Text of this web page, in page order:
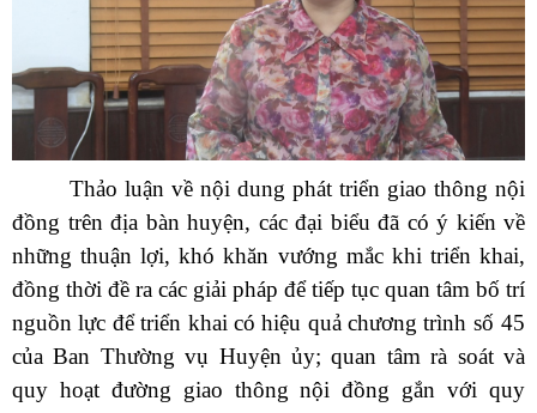
Thảo luận về nội dung phát triển giao thông nội
đồng trên địa bàn huyện, các đại biểu đã có ý kiến về
những thuận lợi, khó khăn vướng mắc khi triển khai,
đồng thời đề ra các giải pháp để tiếp tục quan tâm bố trí
nguồn lực để triển khai có hiệu quả chương trình số 45
của Ban Thường vụ Huyện ủy; quan tâm rà soát và
quy hoạt đường giao thông nội đồng gắn với quy